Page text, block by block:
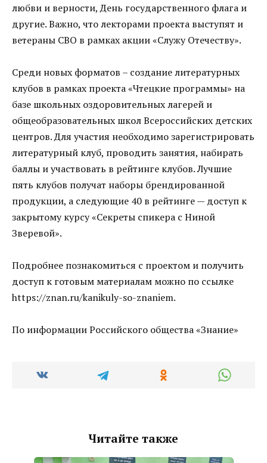
любви и верности, День государственного флага и
другие. Важно, что лекторами проекта выступят и
ветераны СВО в рамках акции «Служу Отечеству».
Среди новых форматов – создание литературных
клубов в рамках проекта «Чтецкие программы» на
базе школьных оздоровительных лагерей и
общеобразовательных школ Всероссийских детских
центров. Для участия необходимо зарегистрировать
литературный клуб, проводить занятия, набирать
баллы и участвовать в рейтинге клубов. Лучшие
пять клубов получат наборы брендированной
продукции, а следующие 40 в рейтинге — доступ к
закрытому курсу «Секреты спикера с Ниной
Зверевой».
Подробнее познакомиться с проектом и получить
доступ к готовым материалам можно по ссылке
https://znan.ru/kanikuly-so-znaniem.
По информации Российского общества «Знание»
Читайте также